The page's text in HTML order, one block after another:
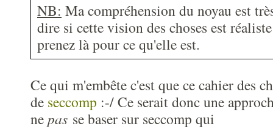
NB: Ma compréhension du noyau est
dire si cette vision des choses est
prenez là pour ce qu'elle est.
Ce qui m'embête c'est que ce cahier des
de seccomp :-/ Ce serait donc une
ne pas se baser sur seccomp qui